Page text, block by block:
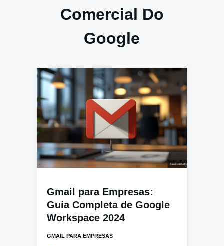
Comercial Do
Google
Gmail para Empresas:
Guía Completa de Google
Workspace 2024
GMAIL PARA EMPRESAS